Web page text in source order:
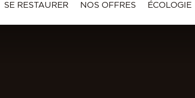
SE RESTAURER NOS OFFRES ÉCOLOGIE